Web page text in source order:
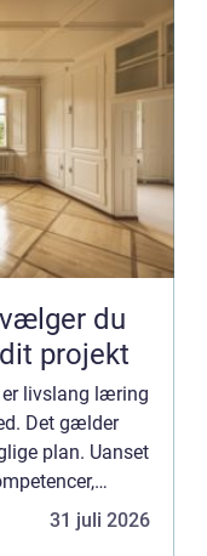
projekt
er livslang læring
Det gælder
plan. Uanset
31 juli 2026